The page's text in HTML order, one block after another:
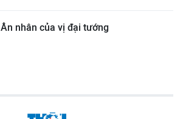
Ân nhân của vị đại tướng